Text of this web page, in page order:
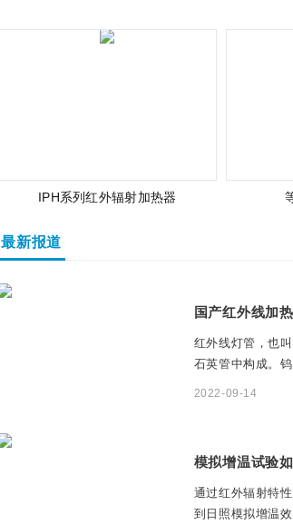
IPH系列红外辐射加热器
最新报道
国产红外线加
红外线灯管，也
石英管中构成。
2022-09-14
模拟增温试验
通过红外辐射特
到日照模拟增温